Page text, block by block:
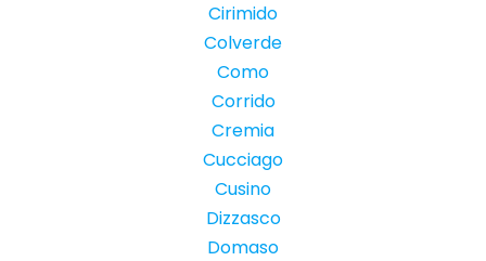
Cirimido
Colverde
Como
Corrido
Cremia
Cucciago
Cusino
Dizzasco
Domaso